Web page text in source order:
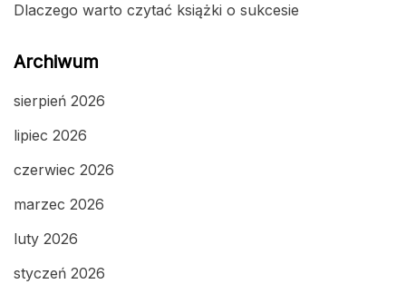
Dlaczego warto czytać książki o sukcesie
Archiwum
sierpień 2026
lipiec 2026
czerwiec 2026
marzec 2026
luty 2026
styczeń 2026